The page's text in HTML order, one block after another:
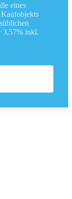
eines
Kaufobjekts
3,57% inkl.